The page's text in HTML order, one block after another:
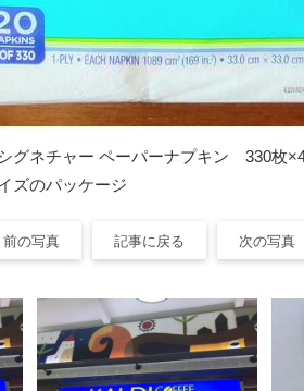
グネチャー ペーパーナプキン 330枚
ズのパッケージ
前の写真 記事に戻る 次の写真